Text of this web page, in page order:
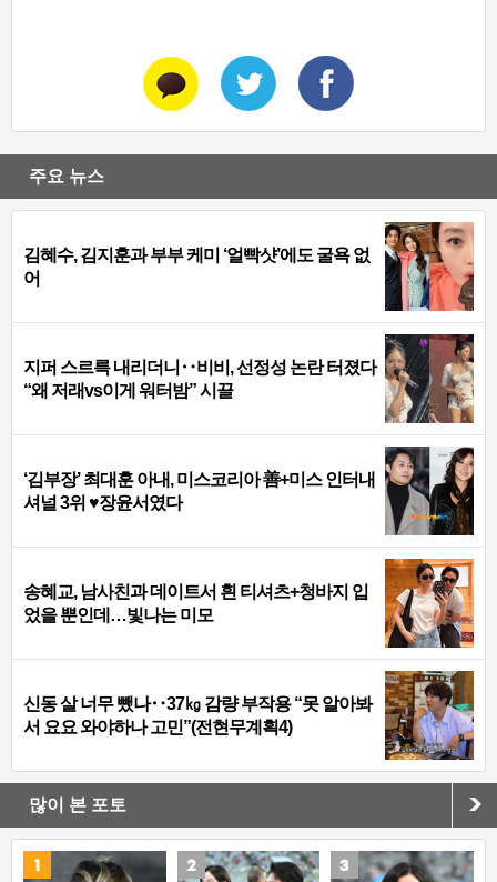
주요 뉴스
김혜수, 김지훈과 부부 케미 ‘얼빡샷’에도 굴욕 없
어
지퍼 스르륵 내리더니‥비비, 선정성 논란 터졌다
“왜 저래vs이게 워터밤” 시끌
‘김부장’ 최대훈 아내, 미스코리아 善+미스 인터내
셔널 3위 ♥장윤서였다
송혜교, 남사친과 데이트서 흰 티셔츠+청바지 입
었을 뿐인데…빛나는 미모
신동 살 너무 뺐나‥37㎏ 감량 부작용 “못 알아봐
서 요요 와야하나 고민”(전현무계획4)
많이 본 포토